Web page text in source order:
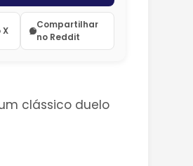
X
Compartilhar
no Reddit
clássico duelo